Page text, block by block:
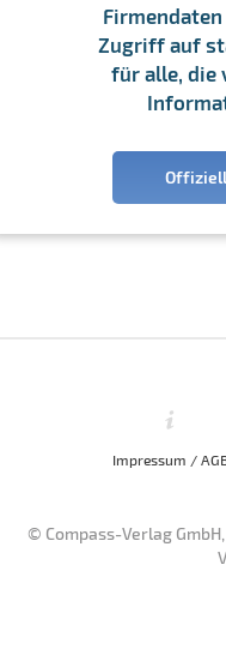
Zugriff auf
für alle, die
Impressum /
© Compass-Verlag